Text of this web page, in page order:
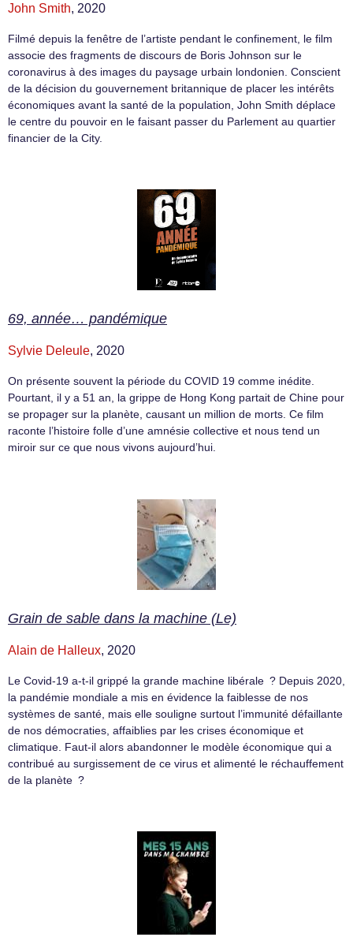
John Smith, 2020
Filmé depuis la fenêtre de l’artiste pendant le confinement, le film
associe des fragments de discours de Boris Johnson sur le
coronavirus à des images du paysage urbain londonien. Conscient
de la décision du gouvernement britannique de placer les intérêts
économiques avant la santé de la population, John Smith déplace
le centre du pouvoir en le faisant passer du Parlement au quartier
financier de la City.
69, année… pandémique
Sylvie Deleule, 2020
On présente souvent la période du COVID 19 comme inédite.
Pourtant, il y a 51 an, la grippe de Hong Kong partait de Chine pour
se propager sur la planète, causant un million de morts. Ce film
raconte l’histoire folle d’une amnésie collective et nous tend un
miroir sur ce que nous vivons aujourd’hui.
Grain de sable dans la machine (Le)
Alain de Halleux, 2020
Le Covid-19 a-t-il grippé la grande machine libérale ? Depuis 2020,
la pandémie mondiale a mis en évidence la faiblesse de nos
systèmes de santé, mais elle souligne surtout l’immunité défaillante
de nos démocraties, affaiblies par les crises économique et
climatique. Faut-il alors abandonner le modèle économique qui a
contribué au surgissement de ce virus et alimenté le réchauffement
de la planète ?